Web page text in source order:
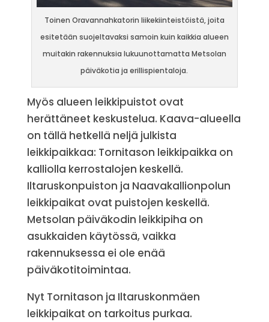
Toinen Oravannahkatorin liikekiinteistöistä, joita
esitetään suojeltavaksi samoin kuin kaikkia alueen
muitakin rakennuksia lukuunottamatta Metsolan
päiväkotia ja erillispientaloja.
Myös alueen leikkipuistot ovat
herättäneet keskustelua. Kaava-alueella
on tällä hetkellä neljä julkista
leikkipaikkaa: Tornitason leikkipaikka on
kalliolla kerrostalojen keskellä.
Iltaruskonpuiston ja Naavakallionpolun
leikkipaikat ovat puistojen keskellä.
Metsolan päiväkodin leikkipiha on
asukkaiden käytössä, vaikka
rakennuksessa ei ole enää
päiväkotitoimintaa.
Nyt Tornitason ja Iltaruskonmäen
leikkipaikat on tarkoitus purkaa.